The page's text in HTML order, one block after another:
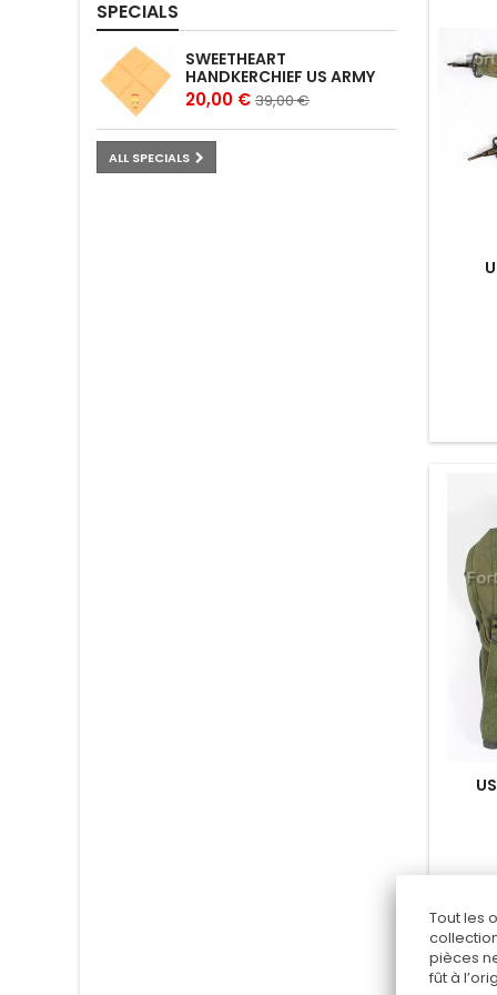
SPECIALS
SWEETHEART
HANDKERCHIEF US ARMY
20,00 € 39,00 €
ALL SPECIALS
Tout les
pièces
fût à